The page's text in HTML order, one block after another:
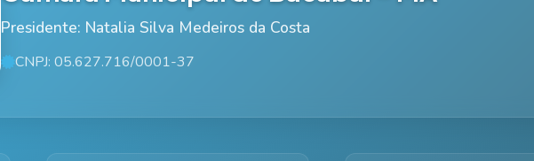
Presidente: Natalia Silva Medeiros da Costa
CNPJ: 05.627.716/0001-37